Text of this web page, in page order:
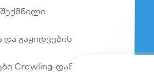
გაყიდვების
Crawling-დან